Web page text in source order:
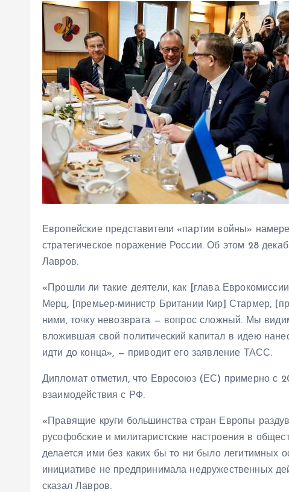
Европейские представители «партии войны»
стратегическое поражение России. Об этом 28
Лавров.
«Прошли ли такие деятели, как [глава
Мерц, [премьер-министр Британии Кир] Стармер,
ними, точку невозврата — вопрос сложный. Мы
вложившая свой политический капитал в идею
идти до конца», — приводит его заявление ТАСС.
Дипломат отметил, что Евросоюз (ЕС) примерно с
взаимодействия с РФ.
«Правящие круги большинства стран Европы
русофобские и милитаристские настроения в
делается ими без каких бы то ни было легитимных
инициативе не предпринимала недружественных
сказал Лавров.